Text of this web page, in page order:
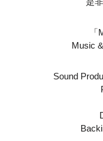
Music
Sound